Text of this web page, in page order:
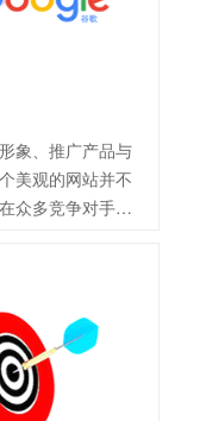
象、推广产品与
美观的网站并不
众多竞争对手中
，从而吸引更多
手法优化的网
搜索结果的前
，网站优化的成
好：优化过程中